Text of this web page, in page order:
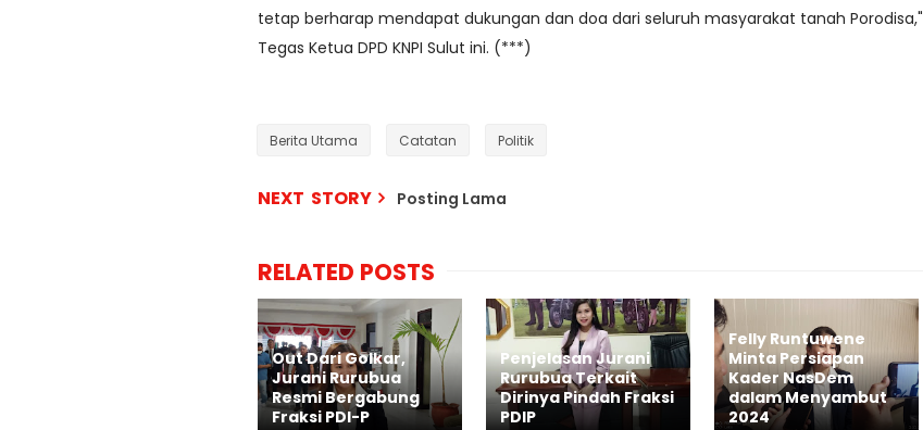
tetap berharap mendapat dukungan dan doa dari seluruh masyarakat tanah Porodisa,"
Tegas Ketua DPD KNPI Sulut ini. (***)
Berita Utama Catatan Politik
NEXT STORY Posting Lama
RELATED POSTS
Out Dari Golkar,
Jurani Rurubua
Resmi Bergabung
Fraksi PDI-P
Penjelasan Jurani
Rurubua Terkait
Dirinya Pindah Fraksi
PDIP
Felly Runtuwene
Minta Persiapan
Kader NasDem
dalam Menyambut
2024